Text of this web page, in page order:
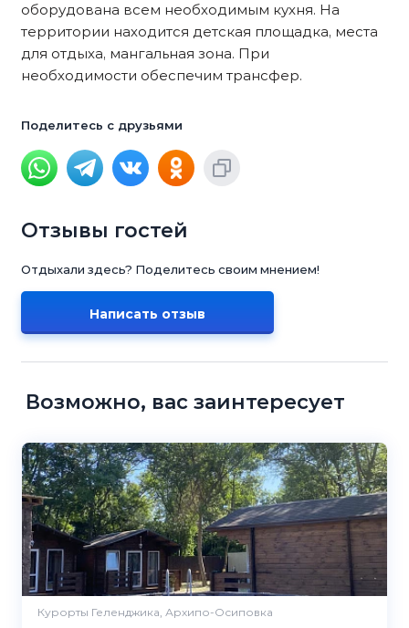
оборудована всем необходимым кухня. На
территории находится детская площадка, места
для отдыха, мангальная зона. При
необходимости обеспечим трансфер.
Поделитесь с друзьями
Отзывы гостей
Отдыхали здесь? Поделитесь своим мнением!
Написать отзыв
Возможно, вас заинтересует
Курорты Геленджика, Архипо-Осиповка